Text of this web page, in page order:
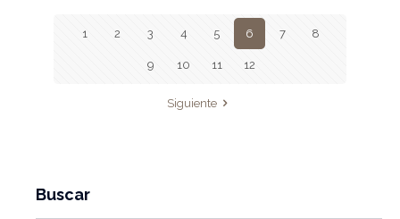
1 2 3 4 5 6 7 8
9 10 11 12
Siguiente
Buscar